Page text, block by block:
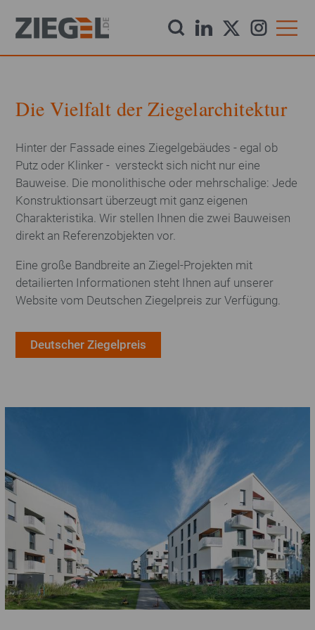
zum
Downloads
Newsletter
Produkte
Dachziegel
Hintermauerziegel
Themen
Recycling
Bauen / Wohnen
Rohstoffe / Umwelt
Die Vielfalt der Ziegelarchitektur
Hinter der Fassade eines Ziegelgebäudes - egal ob
Putz oder Klinker - versteckt sich nicht nur eine
Bauweise. Die monolithische oder mehrschalige: Jede
Konstruktionsart überzeugt mit ganz eigenen
Charakteristika. Wir stellen Ihnen die zwei Bauweisen
direkt an Referenzobjekten vor.
Eine große Bandbreite an Ziegel-Projekten mit
detailierten Informationen steht Ihnen auf unserer
Website vom Deutschen Ziegelpreis zur Verfügung.
Deutscher Ziegelpreis